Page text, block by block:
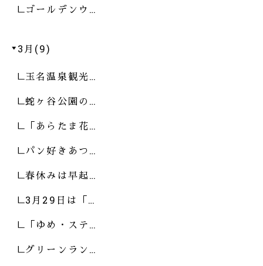
ゴールデンウ…
3月(9)
玉名温泉観光…
蛇ヶ谷公園の…
「あらたま花…
パン好きあつ…
春休みは早起…
3月29日は「…
「ゆめ・ステ…
グリーンラン…